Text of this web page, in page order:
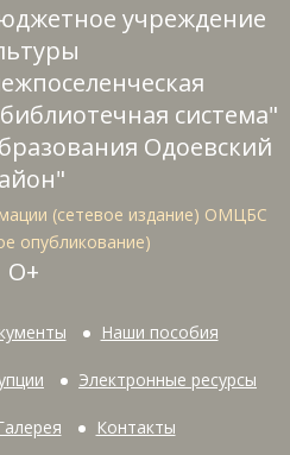
учреждение
система"
Одоевский
(сетевое издание) ОМЦБС
опубликование)
О+
Наши пособия
Электронные ресурсы
Контакты